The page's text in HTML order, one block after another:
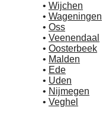
• Wijchen
• Wageningen
• Oss
• Veenendaal
• Oosterbeek
• Malden
• Ede
• Uden
• Nijmegen
• Veghel